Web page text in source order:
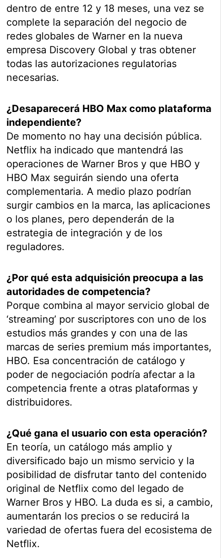
dentro de entre 12 y 18 meses, una vez se
complete la separación del negocio de
redes globales de Warner en la nueva
empresa Discovery Global y tras obtener
todas las autorizaciones regulatorias
necesarias.
¿Desaparecerá HBO Max como plataforma
independiente?
De momento no hay una decisión pública.
Netflix ha indicado que mantendrá las
operaciones de Warner Bros y que HBO y
HBO Max seguirán siendo una oferta
complementaria. A medio plazo podrían
surgir cambios en la marca, las aplicaciones
o los planes, pero dependerán de la
estrategia de integración y de los
reguladores.
¿Por qué esta adquisición preocupa a las
autoridades de competencia?
Porque combina al mayor servicio global de
‘streaming’ por suscriptores con uno de los
estudios más grandes y con una de las
marcas de series premium más importantes,
HBO. Esa concentración de catálogo y
poder de negociación podría afectar a la
competencia frente a otras plataformas y
distribuidores.
¿Qué gana el usuario con esta operación?
En teoría, un catálogo más amplio y
diversificado bajo un mismo servicio y la
posibilidad de disfrutar tanto del contenido
original de Netflix como del legado de
Warner Bros y HBO. La duda es si, a cambio,
aumentarán los precios o se reducirá la
variedad de ofertas fuera del ecosistema de
Netflix.